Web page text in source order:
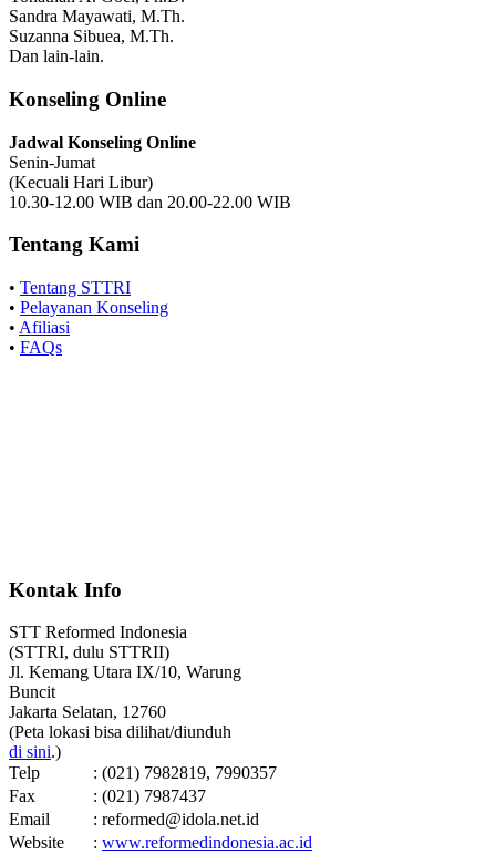
Sandra Mayawati, M.Th.
Suzanna Sibuea, M.Th.
Dan lain-lain.
Konseling Online
Jadwal Konseling Online
Senin-Jumat
(Kecuali Hari Libur)
10.30-12.00 WIB dan 20.00-22.00 WIB
Tentang Kami
• Tentang STTRI
• Pelayanan Konseling
• Afiliasi
• FAQs
Kontak Info
STT Reformed Indonesia
(STTRI, dulu STTRII)
Jl. Kemang Utara IX/10, Warung
Buncit
Jakarta Selatan, 12760
(Peta lokasi bisa dilihat/diunduh
di sini.)
Telp
: (021) 7982819, 7990357
Fax
: (021) 7987437
Email
: reformed@idola.net.id
Website
: www.reformedindonesia.ac.id